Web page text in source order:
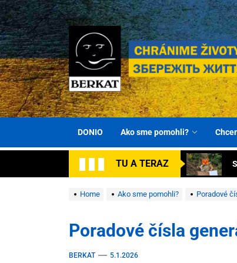
Skip
to
the
content
BERKAT
Chránime životy! Spolu za víťazstvom!
DONIO Ako sme pomohli?
TU A TERAZ
Home Ako sme pomohli? Poradové
Poradové čísla
BERKAT 5.1.2026